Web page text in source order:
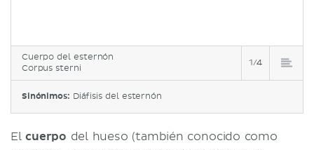
Cuerpo del esternón
Corpus sterni
1/4
Sinónimos: Diáfisis del esternón
Elcuerpo del hueso (también conocido como